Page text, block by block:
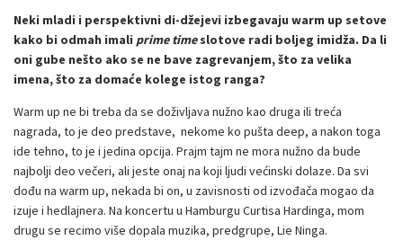
Neki mladi i perspektivni di-džejevi izbegavaju warm up setove
kako bi odmah imali prime timeslotove radi boljeg imidža. Da li
oni gube nešto ako se ne bave zagrevanjem, što za velika
imena, što za domaće kolege istog ranga?
Warm up ne bi treba da se doživljava nužno kao druga ili treća
nagrada, to je deo predstave, nekome ko pušta deep, a nakon toga
ide tehno, to je i jedina opcija. Prajm tajm ne mora nužno da bude
najbolji deo večeri, ali jeste onaj na koji ljudi većinski dolaze. Da svi
dođu na warm up, nekada bi on, u zavisnosti od izvođača mogao da
izuje i hedlajnera. Na koncertu u Hamburgu Curtisa Hardinga, mom
drugu se recimo više dopala muzika, predgrupe, Lie Ninga.